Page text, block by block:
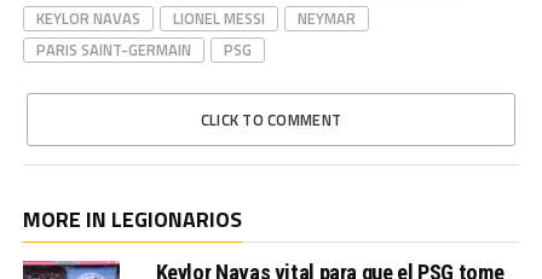
KEYLOR NAVAS
LIONEL MESSI
NEYMAR
PARIS SAINT-GERMAIN
PSG
CLICK TO COMMENT
MORE IN LEGIONARIOS
Keylor Navas vital para que el PSG tome